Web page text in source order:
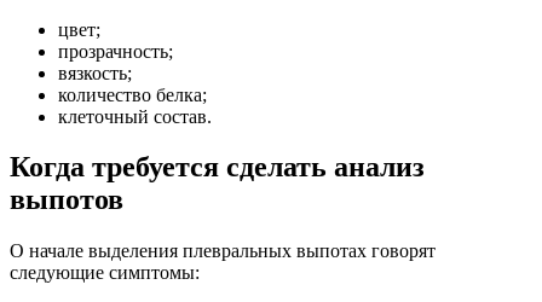
цвет;
прозрачность;
вязкость;
количество белка;
клеточный состав.
Когда требуется сделать анализ
выпотов
О начале выделения плевральных выпотах говорят
следующие симптомы: